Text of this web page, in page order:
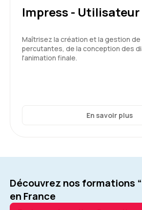
Impress - Utilisateur
Maîtrisez la création et la gestion
percutantes, de la conception des
l'animation finale.
En savoir plus
Découvrez nos formations
en France